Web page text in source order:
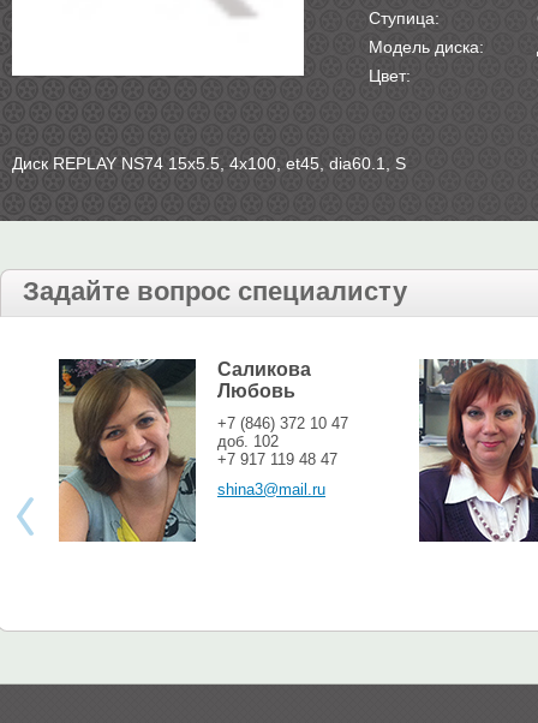
Ступица:
Модель диска:
Цвет:
Диск REPLAY NS74 15х5.5, 4х100, et45, dia60.1, S
Задайте вопрос специалисту
Саликова
Любовь
+7 (846) 372 10 47
доб. 102
+7 917 119 48 47
shina3@mail.ru